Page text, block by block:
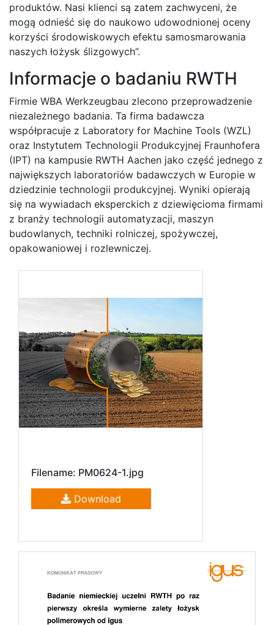
produktów. Nasi klienci są zatem zachwyceni, że
mogą odnieść się do naukowo udowodnionej oceny
korzyści środowiskowych efektu samosmarowania
naszych łożysk ślizgowych”.
Informacje o badaniu RWTH
Firmie WBA Werkzeugbau zlecono przeprowadzenie
niezależnego badania. Ta firma badawcza
współpracuje z Laboratory for Machine Tools (WZL)
oraz Instytutem Technologii Produkcyjnej Fraunhofera
(IPT) na kampusie RWTH Aachen jako część jednego z
największych laboratoriów badawczych w Europie w
dziedzinie technologii produkcyjnej. Wyniki opierają
się na wywiadach eksperckich z dziewięcioma firmami
z branży technologii automatyzacji, maszyn
budowlanych, techniki rolniczej, spożywczej,
opakowaniowej i rozlewniczej.
Filename: PM0624-1.jpg
Download